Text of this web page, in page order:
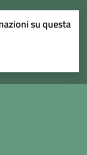
su questa